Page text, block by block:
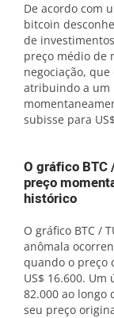
De acordo com
bitcoin
de
preço médio de
negociação,
atribuindo a um
subisse para
O gráfico BTC
preço
histórico
O gráfico BTC /
anômala
quando o preço
US$ 16.600. Um
82.000 ao longo
seu preço